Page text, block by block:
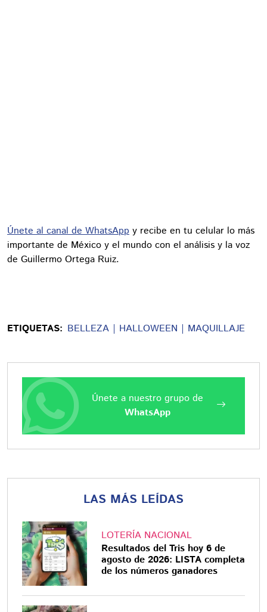
Únete al canal de WhatsApp y recibe en tu celular lo más
importante de México y el mundo con el análisis y la voz
de Guillermo Ortega Ruiz.
ETIQUETAS: BELLEZA HALLOWEEN MAQUILLAJE
Únete a nuestro grupo de
WhatsApp
LAS MÁS LEÍDAS
LOTERÍA NACIONAL
Resultados del Tris hoy 6 de
agosto de 2026: LISTA completa
de los números ganadores